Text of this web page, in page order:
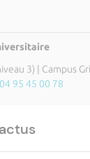
3) | Campus
04 95 45 00 78